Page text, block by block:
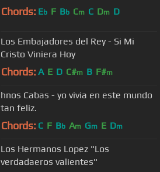
Chords: Eb F Bb Cm C Dm D
Los Embajadores del Rey - Si Mi
Cristo Viniera Hoy
Chords: A E D C#m B F#m
hnos Cabas - yo vivia en este mundo
tan feliz.
Chords: C F Bb Am Gm E Dm
Los Hermanos Lopez "Los
verdadaeros valientes"